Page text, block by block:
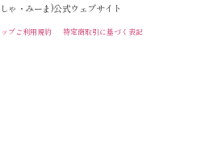
・みーま)公式ウェブサイト
プご利用規約 特定商取引に基づく表記